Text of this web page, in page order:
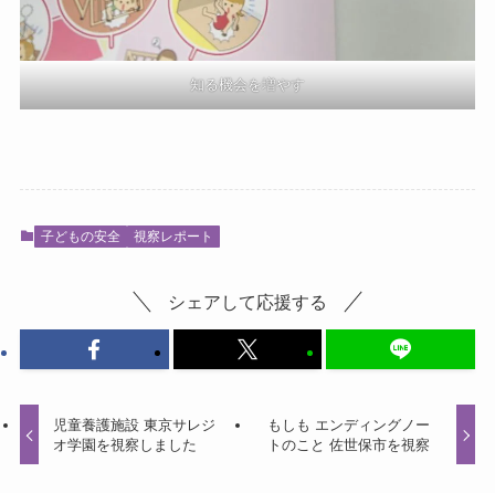
知る機会を増やす
子どもの安全 視察レポート
シェアして応援する
児童養護施設 東京サレジ
オ学園を視察しました
もしも エンディングノー
トのこと 佐世保市を視察